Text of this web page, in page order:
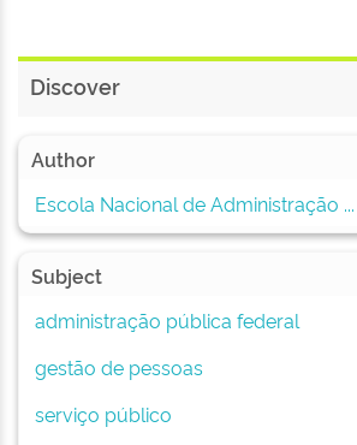
Discover
Author
Escola Nacional de Administração ...
Subject
administração pública federal
gestão de pessoas
serviço público